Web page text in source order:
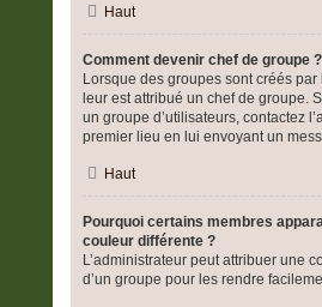
Haut
Comment devenir chef de groupe ?
Lorsque des groupes sont créés par
leur est attribué un chef de groupe.
un groupe d’utilisateurs, contactez
premier lieu en lui envoyant un
Haut
Pourquoi certains membres
couleur différente ?
L’administrateur peut attribuer une
d’un groupe pour les rendre